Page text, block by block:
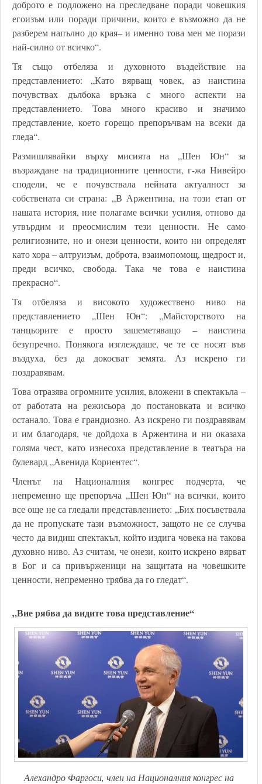
доброто е подложено на преследване поради човешкия
егоизъм или поради причини, които е възможно да не
разберем напълно до края– и именно това мен ме порази
най-силно от всичко“.
Тя също отбеляза и духовното въздействие на
представлението: „Като вярващ човек, аз наистина
почувствах дълбока връзка с много аспекти на
представлението. Това много красиво и значимо
представление, което горещо препоръчвам на всеки да
гледа“.
Размишлявайки върху мисията на „Шен Юн“ за
възраждане на традиционните ценности, г-жа Нивейро
сподели, че е почувствала нейната актуалност за
собствената си страна: „В Аржентина, на този етап от
нашата история, ние полагаме всички усилия, отново да
утвърдим и преосмислим тези ценности. Не само
религиозните, но и онези ценности, които ни определят
като хора – алтруизъм, доброта, взаимопомощ, щедрост и,
преди всичко, свобода. Така че това е наистина
прекрасно“.
Тя отбеляза и високото художествено ниво на
представлението „Шен Юн“: „Майсторството на
танцьорите е просто зашеметяващо – наистина
безупречно. Понякога изглеждаше, че те се носят във
въздуха, без да докосват земята. Аз искрено ги
поздравявам.
Това отразява огромните усилия, вложени в спектакъла –
от работата на режисьора до постановката и всичко
останало. Това е грандиозно. Аз искрено ги поздравявам
и им благодаря, че дойдоха в Аржентина и ни оказаха
голяма чест, като изнесоха представление в театъра на
булевард „Авенида Кориентес“.
Членът на Националния конгрес подчерта, че
непременно ще препоръча „Шен Юн“ на всички, които
все още не са гледали представлението: „Бих посъветвала
да не пропускате тази възможност, защото не се случва
често да видиш спектакъл, който издига човека на такова
духовно ниво. Аз считам, че онези, които искрено вярват
в Бог и са привърженици на защитата на човешките
ценности, непременно трябва да го гледат“.
„Вие рябва да видите това представление“
Алехандро Фаргоси, член на Националния конгрес на